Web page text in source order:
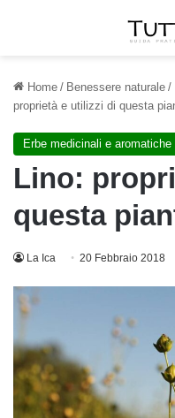
Home / Benessere naturale /
proprietà e utilizzi di questa
Erbe medicinali e aromatiche
Lino:
questa
La Ica 20 Febbraio 2018